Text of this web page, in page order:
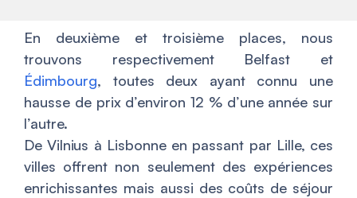
En deuxième et troisième places, nous
trouvons respectivement Belfast et
Édimbourg, toutes deux ayant connu une
hausse de prix d’environ 12 % d’une année sur
l’autre.
De Vilnius à Lisbonne en passant par Lille, ces
villes offrent non seulement des expériences
enrichissantes mais aussi des coûts de séjour